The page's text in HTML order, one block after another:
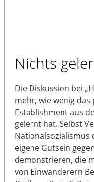
Nichts
Die Diskussion bei
mehr, wie wenig
Establishment aus
gelernt hat. Selbst
Nationalsozialismus
eigene Gutsein
demonstrieren, die
von Einwanderern